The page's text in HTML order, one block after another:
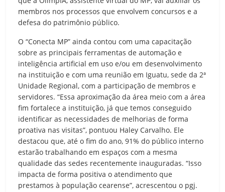
membros nos processos que envolvem concursos e a
defesa do patrimônio público.
O “Conecta MP” ainda contou com uma capacitação
sobre as principais ferramentas de automação e
inteligência artificial em uso e/ou em desenvolvimento
na instituição e com uma reunião em Iguatu, sede da 2ª
Unidade Regional, com a participação de membros e
servidores. “Essa aproximação da área meio com a área
fim fortalece a instituição, já que temos conseguido
identificar as necessidades de melhorias de forma
proativa nas visitas”, pontuou Haley Carvalho. Ele
destacou que, até o fim do ano, 91% do público interno
estarão trabalhando em espaços com a mesma
qualidade das sedes recentemente inauguradas. “Isso
impacta de forma positiva o atendimento que
prestamos à população cearense”, acrescentou o pgj.